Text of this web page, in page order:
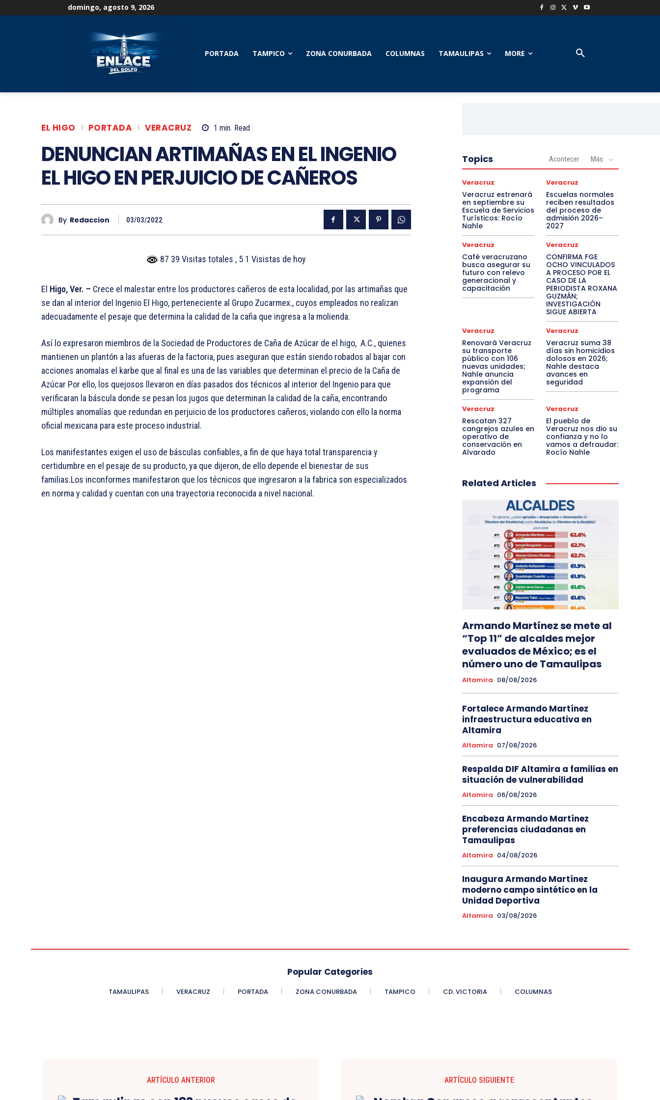
domingo, agosto 9, 2026
PORTADA TAMPICO ZONA CONURBADA COLUMNAS TAMAULIPAS MORE
EL HIGO PORTADA VERACRUZ 1 min. Read
DENUNCIAN ARTIMAÑAS EN EL INGENIO
EL HIGO EN PERJUICIO DE CAÑEROS
By Redaccion 03/03/2022
87 39 Visitas totales , 5 1 Visistas de hoy
El Higo, Ver. – Crece el malestar entre los productores cañeros de esta localidad, por las artimañas que
se dan al interior del Ingenio El Higo, perteneciente al Grupo Zucarmex., cuyos empleados no realizan
adecuadamente el pesaje que determina la calidad de la caña que ingresa a la molienda.
Así lo expresaron miembros de la Sociedad de Productores de Caña de Azúcar de el higo, A.C., quienes
mantienen un plantón a las afueras de la factoria, pues aseguran que están siendo robados al bajar con
acciones anomalas el karbe que al final es una de las variables que determinan el precio de la Caña de
Azúcar Por ello, los quejosos llevaron en días pasados dos técnicos al interior del Ingenio para que
verificaran la báscula donde se pesan los jugos que determinan la calidad de la caña, encontrando
múltiples anomalías que redundan en perjuicio de los productores cañeros, violando con ello la norma
oficial mexicana para este proceso industrial.
Los manifestantes exigen el uso de básculas confiables, a fin de que haya total transparencia y
certidumbre en el pesaje de su producto, ya que dijeron, de ello depende el bienestar de sus
familias.Los inconformes manifestaron que los técnicos que ingresaron a la fabrica son especializados
en norma y calidad y cuentan con una trayectoria reconocida a nivel nacional.
Topics Acontecer Más
Veracruz
Veracruz estrenará
en septiembre su
Escuela de Servicios
Turísticos: Rocío
Nahle
Veracruz
Escuelas normales
reciben resultados
del proceso de
admisión 2026–
2027
Veracruz
Café veracruzano
busca asegurar su
futuro con relevo
generacional y
capacitación
Veracruz
CONFIRMA FGE
OCHO VINCULADOS
A PROCESO POR EL
CASO DE LA
PERIODISTA ROXANA
GUZMÁN;
INVESTIGACIÓN
SIGUE ABIERTA
Veracruz
Renovará Veracruz
su transporte
público con 106
nuevas unidades;
Nahle anuncia
expansión del
programa
Veracruz
Veracruz suma 38
días sin homicidios
dolosos en 2026;
Nahle destaca
avances en
seguridad
Veracruz
Rescatan 327
cangrejos azules en
operativo de
conservación en
Alvarado
Veracruz
El pueblo de
Veracruz nos dio su
confianza y no lo
vamos a defraudar:
Rocío Nahle
Related Articles
Armando Martínez se mete al
“Top 11” de alcaldes mejor
evaluados de México; es el
número uno de Tamaulipas
Altamira 08/08/2026
Fortalece Armando Martínez
infraestructura educativa en
Altamira
Altamira 07/08/2026
Respalda DIF Altamira a familias en
situación de vulnerabilidad
Altamira 06/08/2026
Encabeza Armando Martínez
preferencias ciudadanas en
Tamaulipas
Altamira 04/08/2026
Inaugura Armando Martínez
moderno campo sintético en la
Unidad Deportiva
Altamira 03/08/2026
Popular Categories
TAMAULIPAS VERACRUZ PORTADA ZONA CONURBADA TAMPICO CD. VICTORIA COLUMNAS
ARTÍCULO ANTERIOR ARTÍCULO SIGUIENTE